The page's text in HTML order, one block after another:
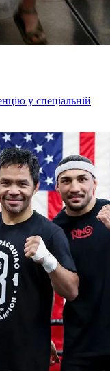
у спеціальній